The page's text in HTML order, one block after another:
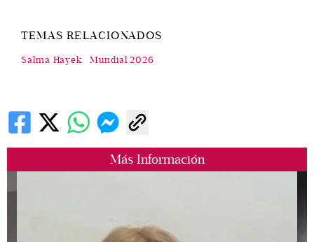
Más Información
TEMAS RELACIONADOS
Salma Hayek Mundial 2026